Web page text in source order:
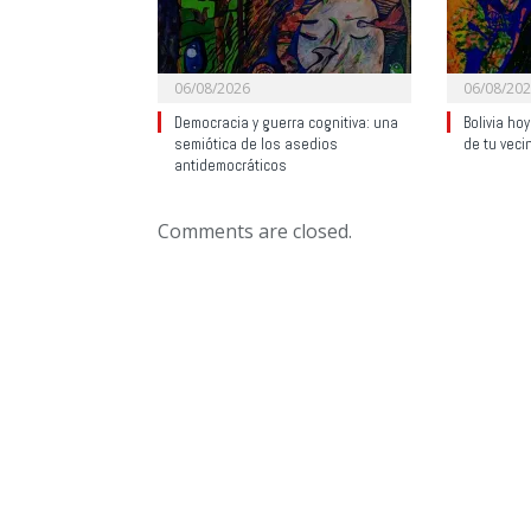
06/08/2026
Democracia y guerra cognitiva: una
semiótica de los asedios
antidemocráticos
06/08/
Bolivia
de tu
Comments are closed.